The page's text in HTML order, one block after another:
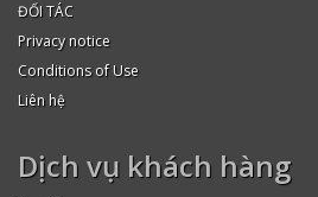
ĐỐI TÁC
Privacy notice
Conditions of Use
Liên hệ
Dịch vụ khách hàng